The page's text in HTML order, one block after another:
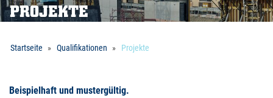
PROJEKTE
Startseite Qualifikationen Projekte
Beispielhaft und mustergültig.